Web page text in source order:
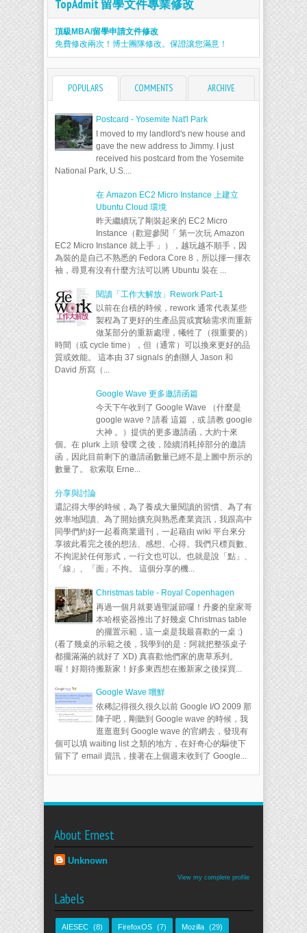
TopAdmit 留學文件專業修改
頂級MBA/留學申請文件修改
免費修改兩次！博士團隊修改。保證讓您滿意！
POPULARS COMMENTS ARCHIVE
Postcard - Yosemite Nat'l Park
I moved to my landlord's new house and
gave the new address to Jimmy. I just
received his postcard from the Yosemite
National Park, U.S....
在 Amazon EC2 Micro Instance 上建立
Ubuntu Cloud 環境
昨天繼續玩了剛裝起來的 EC2 Micro
Instance（歡迎參閱「 第一次玩 Amazon
EC2 Micro Instance 就上手 」），越玩越不順手，因
為裝的是自己不熟悉的 Fedora Core 8，所以揮一揮衣
袖，尋覓有沒有什麼方法可以將 Ubuntu 裝在 ...
閱讀「工作大解放」Rework Part-1
以前在台積的時候，rework 通常代表某些
製程為了更好的生產品質或實驗需求而重新
做某部分的重新處理，犧牲了（很重要的）
時間（或 cycle time），但（通常）可以換來更好的品
質或效能。 這本由 37 signals 的創辦人 Jason 和
David 所寫（...
Google Wave 更多邀請函篇
今天下午收到了 Google Wave （什麼是
google wave？請看 這篇 ，或 請教 google
大神 。）提供的更多邀請函，大約十來
個。在 plurk 上頭 發噗 之後，陸續消耗掉部分的邀請
函，因此目前剩下的邀請函數量已經不是上圖中所示的
數量了。 欲索取 Erne...
分享與討論
還記得大學的時候，為了養成大量閱讀的習慣、為了有
效率地閱讀、為了開始擴充與熟悉產業資訊，我跟高中
同學們約好一起看商業週刊，一起藉由 wiki 平台來分
享彼此看完之後的想法、感想、心得。我們只標頁數、
不拘泥於任何形式，一行文也可以。也就是說「點」、
「線」、「面」不拘。 這個分享的機...
Christmas table - Royal Copenhagen
再過一個月就要過聖誕節囉！丹麥的皇家哥
本哈根瓷器推出了好幾桌 Christmas table
的擺置示範，這一桌是我最喜歡的一桌 :)
(看了幾桌的示範之後，我學到的是：阿就把整張桌子
都擺滿滿的就好了 XD) 真喜歡他們家的唐草系列。
喔！好期待搬新家！好多東西想在搬新家之後採買...
Google Wave 嚐鮮
依稀記得很久很久以前 Google I/O 2009 那
陣子吧，剛聽到 Google wave 的時候，我
逛逛逛到 Google wave 的官網去，發現有
個可以填 waiting list 之類的地方，在好奇心的驅使下
留下了 email 資訊，接著在上個週末收到了 Google...
About Ernest
Unknown
View my complete profile
Labels
AIESEC (8) FirefoxOS (7) Mozilla (29)